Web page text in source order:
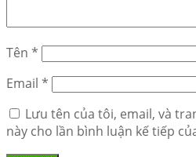
Tên *
Email *
Lưu tên của tôi, email, và
này cho lần bình luận kế tiếp